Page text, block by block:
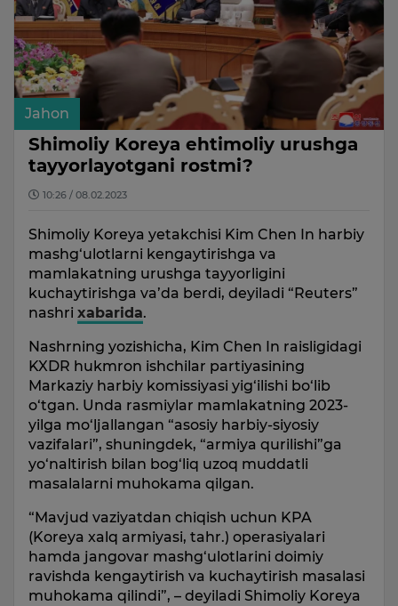
Jahon
Shimoliy Koreya ehtimoliy urushga
tayyorlayotgani rostmi?
10:26 / 08.02.2023
Shimoliy Koreya yetakchisi Kim Chen In harbiy
mashg‘ulotlarni kengaytirishga va
mamlakatning urushga tayyorligini
kuchaytirishga va’da berdi, deyiladi “Reuters”
nashri xabarida.
Nashrning yozishicha, Kim Chen In raisligidagi
KXDR hukmron ishchilar partiyasining
Markaziy harbiy komissiyasi yig‘ilishi bo‘lib
o‘tgan. Unda rasmiylar mamlakatning 2023-
yilga mo‘ljallangan “asosiy harbiy-siyosiy
vazifalari”, shuningdek, “armiya qurilishi”ga
yo‘naltirish bilan bog‘liq uzoq muddatli
masalalarni muhokama qilgan.
“Mavjud vaziyatdan chiqish uchun KPA
(Koreya xalq armiyasi, tahr.) operasiyalari
hamda jangovar mashg‘ulotlarini doimiy
ravishda kengaytirish va kuchaytirish masalasi
muhokama qilindi”, – deyiladi Shimoliy Koreya